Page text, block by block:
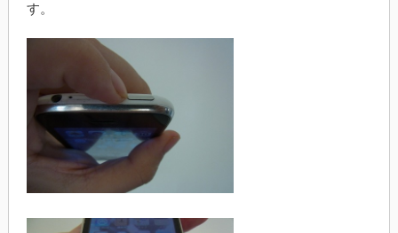
す。